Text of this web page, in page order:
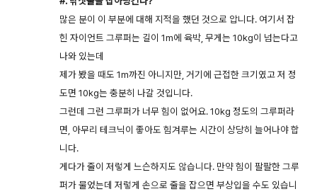
많은 분이 이 부분에 대해 지적을 했던 것으로 압니다. 여기서 잡
힌 자이언트 그루퍼는 길이 1m에 육박, 무게는 10kg이 넘는다고
나와 있는데
제가 봤을 때도 1m까진 아니지만, 거기에 근접한 크기였고 저 정
도면 10kg는 충분히 나갈 것입니다.
그런데 그런 그루퍼가 너무 힘이 없어요. 10kg 정도의 그루퍼라
면, 아무리 테크닉이 좋아도 힘겨루는 시간이 상당히 늘어나야 합
니다.
게다가 줄이 저렇게 느슨하지도 않습니다. 만약 힘이 팔팔한 그루
퍼가 물었는데 저렇게 손으로 줄을 잡으면 부상입을 수도 있습니